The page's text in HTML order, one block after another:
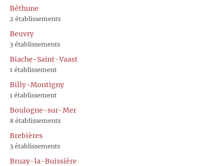
Béthune
2 établissements
Beuvry
3 établissements
Biache-Saint-Vaast
1 établissement
Billy-Montigny
1 établissement
Boulogne-sur-Mer
8 établissements
Brebières
3 établissements
Bruay-la-Buissière